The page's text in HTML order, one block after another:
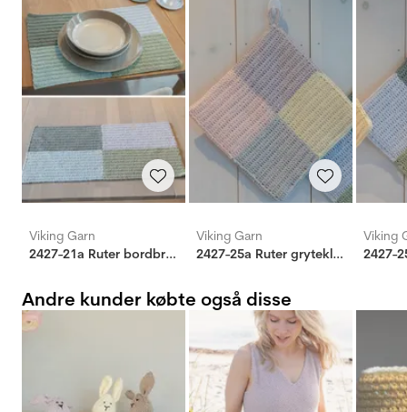
Viking Garn
2427-21a Ruter bordbrikke
Viking Garn
2427-25a Ruter grytekluter
Viking
Andre kunder købte også disse